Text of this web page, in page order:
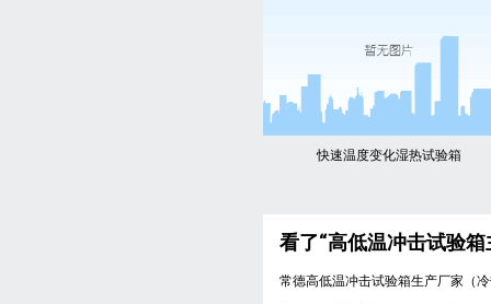
快速温度变化湿热试验箱
看了“高低温冲击试验
常德高低温冲击试验箱生产厂家（